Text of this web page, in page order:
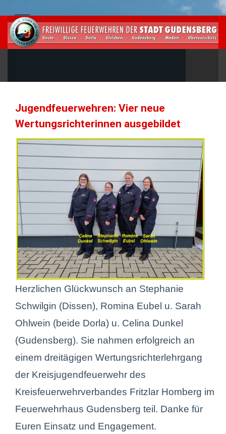
Jugendfeuerwehren: Vier neue
Wertungsrichterinnen ausgebildet
Herzlichen Glückwunsch an Stephanie
Schwilgin (Dissen), Romina Eubel u. Sarah
Ohlwein (beide Dorla) u. Celina Dunkel
(Gudensberg). Sie nahmen erfolgreich an
einem dreitägigen Wertungsrichterlehrgang
der Kreisjugendfeuerwehr des
Kreisfeuerwehrverbandes Fritzlar Homberg im
Feuerwehrhaus Gudensberg teil. Danke für
Euren Einsatz und Engagement.